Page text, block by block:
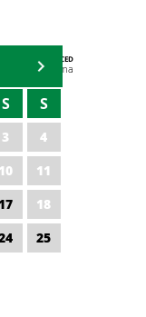
DA CODED/CED
Vagna Lima
S S
3
4
10
11
18
25